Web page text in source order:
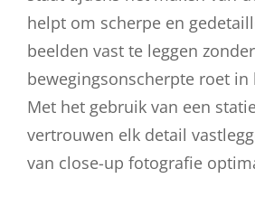
helpt om scherpe en
beelden vast te leggen
bewegingsonscherpte roet in
Met het gebruik van een
vertrouwen elk detail
van close-up fotografie